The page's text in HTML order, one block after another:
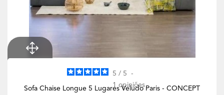
5 / 5
-
1 opiniões
Sofa Chaise Longue 5 Lugares Veludo Paris - CONCEPT